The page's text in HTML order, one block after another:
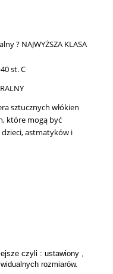
? NAJWYŻSZA KLASA
st. C
sztucznych włókien
które mogą być
dzieci, astmatyków i
czyli : ustawiony ,
rozmiarów.